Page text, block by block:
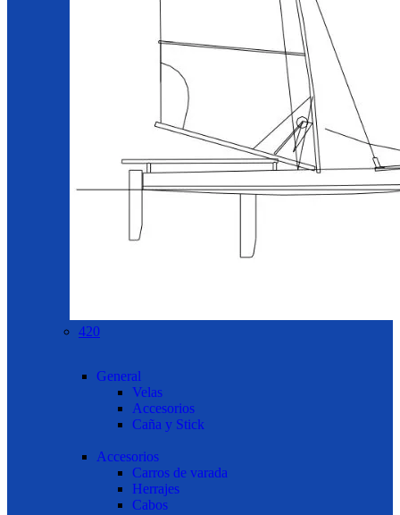
420
General
Velas
Accesorios
Caña y Stick
Accesorios
Carros de varada
Herrajes
Cabos